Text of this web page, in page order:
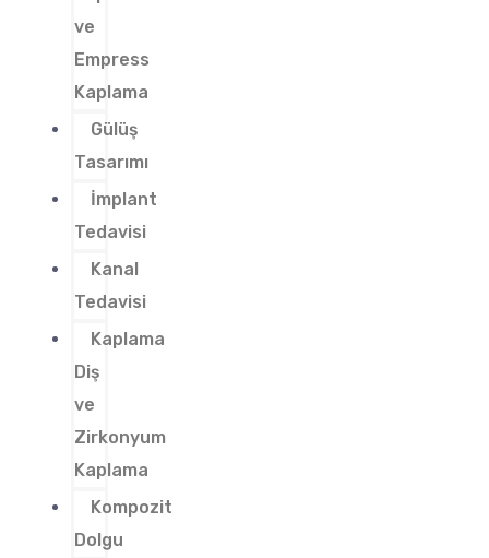
ve
Empress
Kaplama
Gülüş
Tasarımı
İmplant
Tedavisi
Kanal
Tedavisi
Kaplama
Diş
ve
Zirkonyum
Kaplama
Kompozit
Dolgu